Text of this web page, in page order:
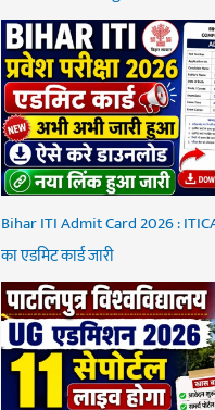
Bihar ITI Admit Card 2026 :
का एडमिट कार्ड जारी